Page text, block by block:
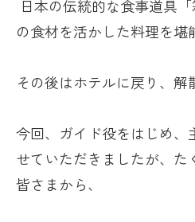
日本の伝統的な食事道具
の食材を活かした料理を堪
その後はホテルに戻り、解
今回、ガイド役をはじめ、
せていただきましたが、た
皆さまから、